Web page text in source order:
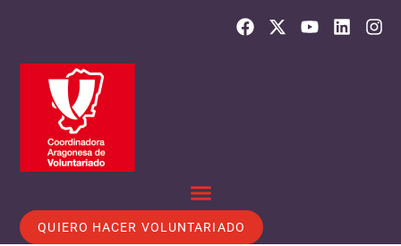
QUIERO HACER VOLUNTARIADO